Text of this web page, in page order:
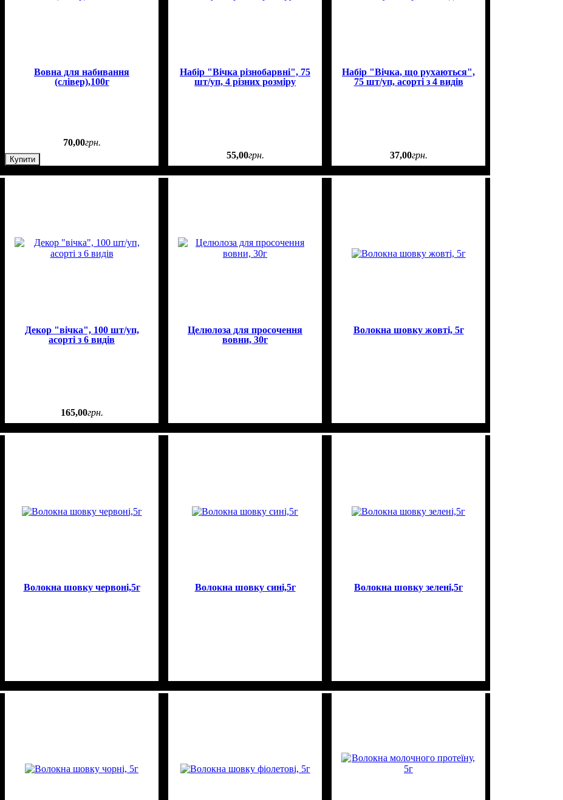
Вовна для набивання
(слівер),100г
70,00грн.
Купити
Набір "Вічка різнобарвні", 75
шт/уп, 4 різних розміру
55,00грн.
Набір "Вічка, що рухаються",
75 шт/уп, асорті з 4 видів
37,00грн.
Декор "вічка", 100 шт/уп,
асорті з 6 видів
165,00грн.
Целюлоза для просочення
вовни, 30г
Волокна шовку жовті, 5г
Волокна шовку червоні,5г Волокна шовку сині,5г Волокна шовку зелені,5г